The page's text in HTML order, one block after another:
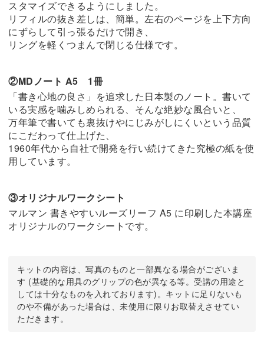
スタマイズできるようにしました。
リフィルの抜き差しは、簡単。左右のページを上下方向
にずらして引っ張るだけで開き、
リングを軽くつまんで閉じる仕様です。
②MDノート A5 1冊
「書き心地の良さ」を追求した日本製のノート。書いて
いる実感を噛みしめられる、そんな絶妙な風合いと、
万年筆で書いても裏抜けやにじみがしにくいという品質
にこだわって仕上げた、
1960年代から自社で開発を行い続けてきた究極の紙を使
用しています。
③オリジナルワークシート
マルマン 書きやすいルーズリーフ A5 に印刷した本講座
オリジナルのワークシートです。
キットの内容は、写真のものと一部異なる場合がございま
す (基礎的な用具のグリップの色が異なる等。受講の用途と
しては十分なものを入れております)。キットに足りないも
のや不備があった場合は、未使用に限りお取替えさせてい
ただきます。